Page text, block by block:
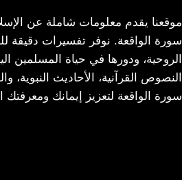
موقعنا يقدم معلومات شاملة عن
سورة الواقعة. نوفر تفسيرات دقيقة
الروحية، ودورها في حياة المسلمين
النصوص القرآنية، الأحاديث
سورة الواقعة لتعزيز إيمانك ومعرفتك